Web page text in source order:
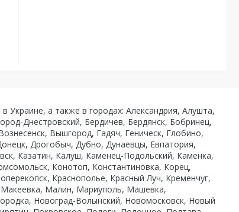
Украине, а также в городах: Александрия, Алушта,
Днестровский, Бердичев, Бердянск, Бобринец,
Вышгород, Гадяч, Геническ, Глобино,
Дрогобыч, Дубно, Дунаевцы, Евпатория,
Казатин, Калуш, Каменец-Подольский, Каменка,
Конотоп, Константиновка, Корец,
Краснополье, Красный Луч, Кременчуг,
Макеевка, Малин, Мариуполь, Машевка,
Новоград-Волынский, Новомосковск, Новый